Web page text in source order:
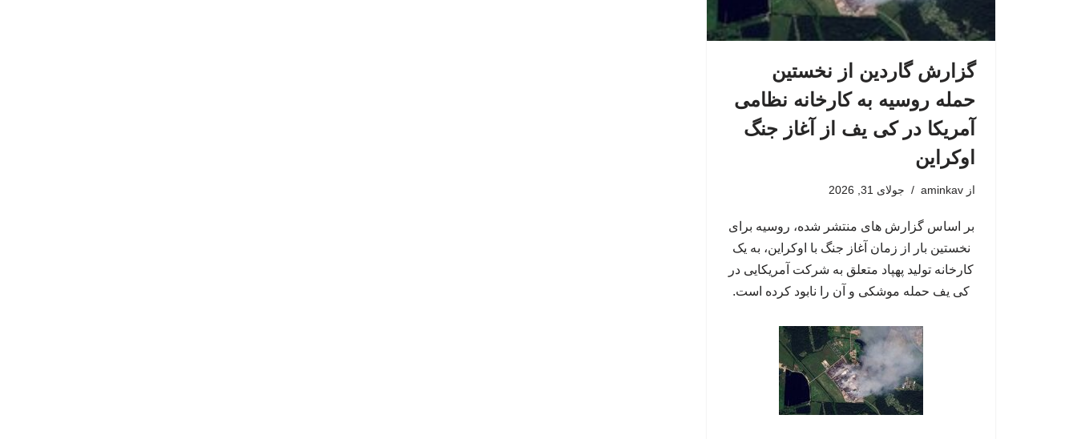
گزارش گاردین از نخستین
حمله روسیه به کارخانه نظامی
آمریکا در کی یف از آغاز جنگ
اوکراین
از aminkav جولای 31, 2026
بر اساس گزارش های منتشر شده، روسیه برای
نخستین بار از زمان آغاز جنگ با اوکراین، به یک
کارخانه تولید پهپاد متعلق به شرکت آمریکایی در
کی یف حمله موشکی و آن را نابود کرده است.